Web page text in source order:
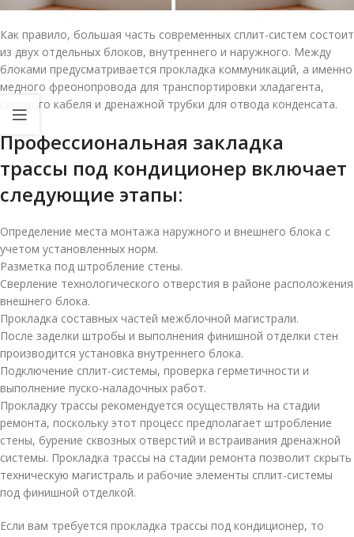
Как правило, большая часть современных сплит-систем состоит
из двух отдельных блоков, внутреннего и наружного. Между
блоками предусматривается прокладка коммуникаций, а именно
медного фреонопровода для транспортировки хладагента,
силового кабеля и дренажной трубки для отвода конденсата.
Профессиональная закладка
трассы под кондиционер включает
следующие этапы:
Определение места монтажа наружного и внешнего блока с
учетом установленных норм.
Разметка под штробление стены.
Сверление технологического отверстия в районе расположения
внешнего блока.
Прокладка составных частей межблочной магистрали.
После заделки штробы и выполнения финишной отделки стен
производится установка внутреннего блока.
Подключение сплит-системы, проверка герметичности и
выполнение пуско-наладочных работ.
Прокладку трассы рекомендуется осуществлять на стадии
ремонта, поскольку этот процесс предполагает штробление
стены, бурение сквозных отверстий и встраивания дренажной
системы. Прокладка трассы на стадии ремонта позволит скрыть
техническую магистраль и рабочие элементы сплит-системы
под финишной отделкой.
Если вам требуется прокладка трассы под кондиционер, то